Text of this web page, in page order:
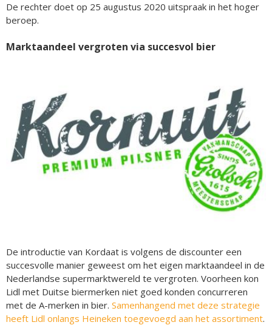
De rechter doet op 25 augustus 2020 uitspraak in het hoger
beroep.
Marktaandeel vergroten via succesvol bier
De introductie van Kordaat is volgens de discounter een
succesvolle manier geweest om het eigen marktaandeel in de
Nederlandse supermarktwereld te vergroten. Voorheen kon
Lidl met Duitse biermerken niet goed konden concurreren
met de A-merken in bier. Samenhangend met deze strategie
heeft Lidl onlangs Heineken toegevoegd aan het assortiment.